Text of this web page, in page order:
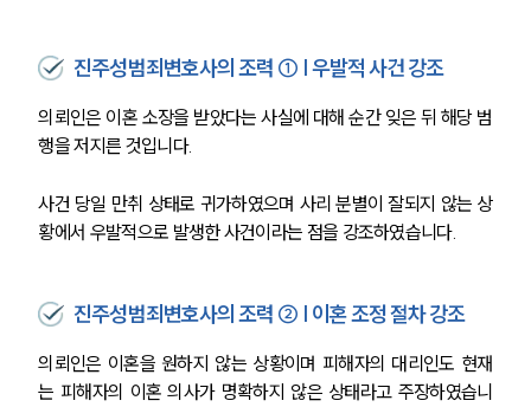
진주성범죄변호사의 조력 ① | 우발적 사건 강조
의뢰인은 이혼 소장을 받았다는 사실에 대해 순간 잊은 뒤 해당 범
행을 저지른 것입니다.
사건 당일 만취 상태로 귀가하였으며 사리 분별이 잘되지 않는 상
황에서 우발적으로 발생한 사건이라는 점을 강조하였습니다.
진주성범죄변호사의 조력 ② | 이혼 조정 절차 강조
의뢰인은 이혼을 원하지 않는 상황이며 피해자의 대리인도 현재
는 피해자의 이혼 의사가 명확하지 않은 상태라고 주장하였습니